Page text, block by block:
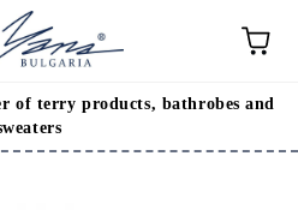
of terry products, bathrobes and